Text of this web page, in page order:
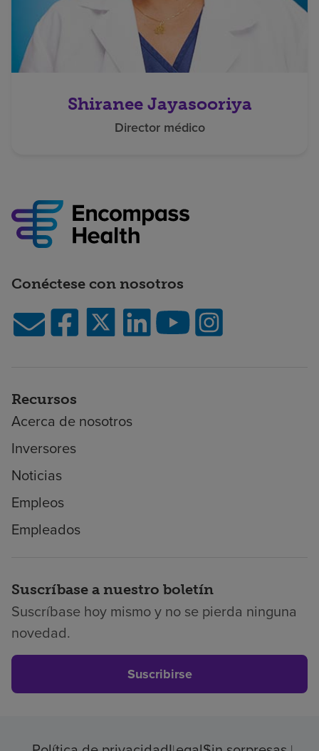
Shiranee Jayasooriya
Director médico
Conéctese con nosotros
Recursos
Acerca de nosotros
Inversores
Noticias
Empleos
Empleados
Suscríbase a nuestro boletín
Suscríbase hoy mismo y no se pierda ninguna
novedad.
Suscribirse